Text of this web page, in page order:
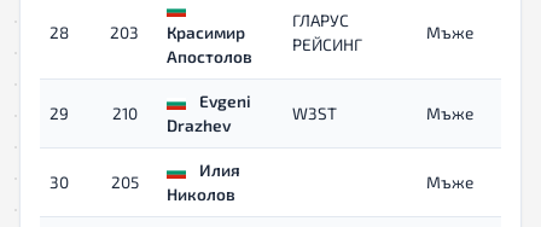
28 203
Красимир
Апостолов
ГЛАРУС
РЕЙСИНГ
Мъже
29 210
Evgeni
Drazhev
W3ST Мъже
30 205
Илия
Николов
Мъже